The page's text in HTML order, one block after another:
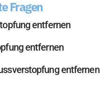
Fragen
entfernen​
entfernen
entfernen